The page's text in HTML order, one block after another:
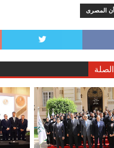
المصرى